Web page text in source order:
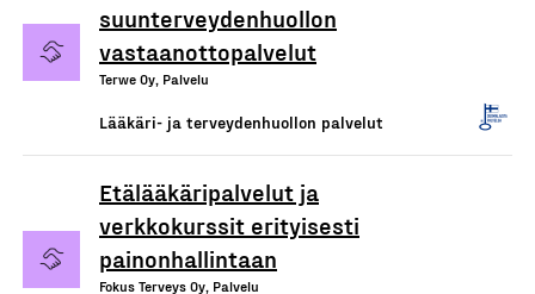
suunterveydenhuollon
vastaanottopalvelut
Terwe Oy, Palvelu
Lääkäri- ja terveydenhuollon palvelut
Etälääkäripalvelut ja
verkkokurssit erityisesti
painonhallintaan
Fokus Terveys Oy, Palvelu